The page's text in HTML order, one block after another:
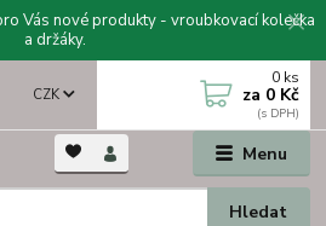
Vás nové produkty - vroubkovací kolečka
a držáky.
Menu
CZK
Hledat
0 ks
za 0 Kč